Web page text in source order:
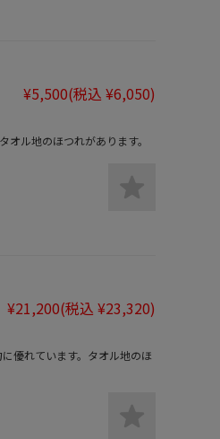
¥5,500(税込 ¥6,050)
ル地のほつれがあります。
¥21,200(税込 ¥23,320)
優れています。タオル地のほ